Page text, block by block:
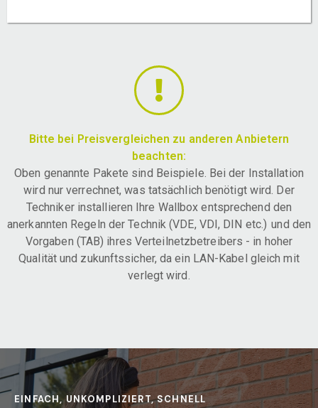
Bitte bei Preisvergleichen zu anderen Anbietern
beachten:
Oben genannte Pakete sind Beispiele. Bei der Installation
wird nur verrechnet, was tatsächlich benötigt wird. Der
Techniker installieren Ihre Wallbox entsprechend den
anerkannten Regeln der Technik (VDE, VDI, DIN etc.) und den
Vorgaben (TAB) ihres Verteilnetzbetreibers - in hoher
Qualität und zukunftssicher, da ein LAN-Kabel gleich mit
verlegt wird.
EINFACH, UNKOMPLIZIERT, SCHNELL